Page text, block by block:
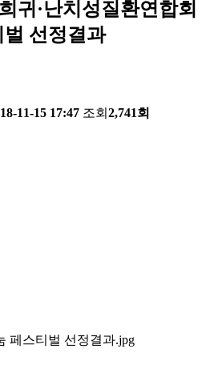
귀·난치성질환연합회
선정결과
11-15 17:47 조회 2,741회